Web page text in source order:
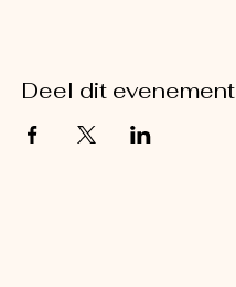
Deel dit evenement